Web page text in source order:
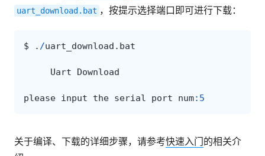
uart_download.bat ，按提示选择端口即可进行下载：
$ . /uart_download . bat
Uart Download
please input the serial port num: 5
关于编译、下载的详细步骤，请参考快速入门的相关介